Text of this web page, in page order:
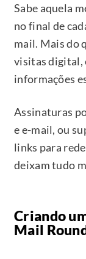
Sabe aquela
no final de
mail. Mais do
visitas digital,
informações
Assinaturas
e e-mail, ou
links para
deixam tudo
Criando
Mail